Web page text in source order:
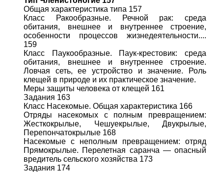
Общая характеристика типа 157
Класс Ракообразные. Речной рак: среда
обитания, внешнее и внутреннее строение,
особенности процессов жизнедеятельности....
159
Класс Паукообразные. Паук-крестовик: среда
обитания, внешнее и внутреннее строение.
Ловчая сеть, ее устройство и значение. Роль
клещей в природе и их практическое значение.
Меры защиты человека от клещей 161
Задания 163
Класс Насекомые. Общая характеристика 166
Отряды насекомых с полным превращением:
Жесткокрылые, Чешуекрылые, Двукрылые,
Перепончатокрылые 168
Насекомые с неполным превращением: отряд
Прямокрылые. Перелетная саранча — опасный
вредитель сельского хозяйства 173
Задания 174